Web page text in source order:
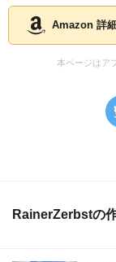
Amazon 詳
本ページはア
RainerZerbstの